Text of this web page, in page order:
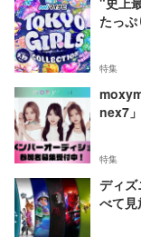
たっ
特集
nex7」
特集
ディ
べて見